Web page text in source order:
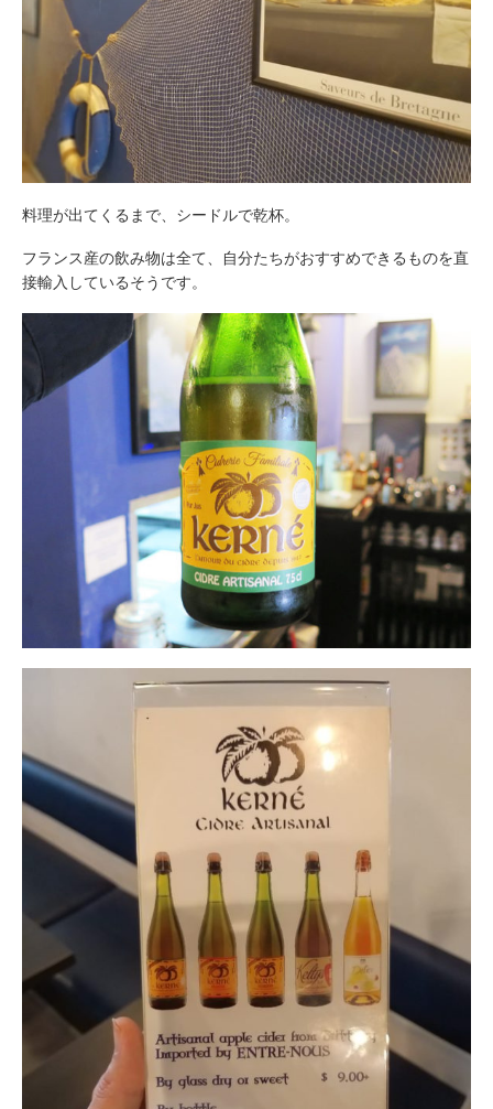
料理が出てくるまで、シードルで乾杯。
フランス産の飲み物は全て、自分たちがおすすめできるものを直
接輸入しているそうです。